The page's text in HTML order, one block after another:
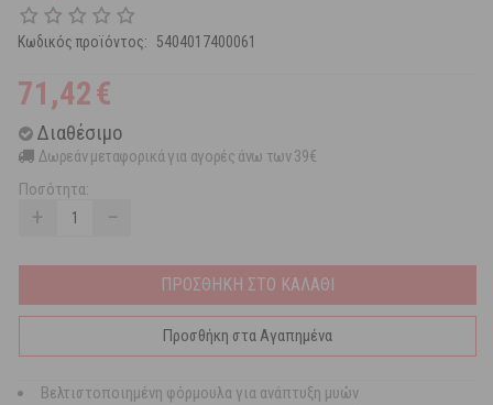
Κωδικός προϊόντος: 5404017400061
71,42€
Διαθέσιμο
Δωρεάν μεταφορικά για αγορές άνω των 39€
Ποσότητα:
+ −
ΠΡΟΣΘΗΚΗ ΣΤΟ ΚΑΛΑΘΙ
Προσθήκη στα Αγαπημένα
Βελτιστοποιημένη φόρμουλα για ανάπτυξη μυών